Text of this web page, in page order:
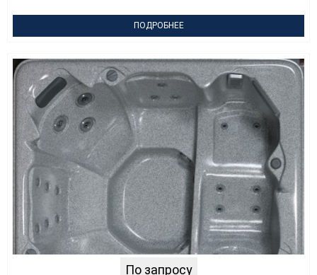
ПОДРОБНЕЕ
По запросу